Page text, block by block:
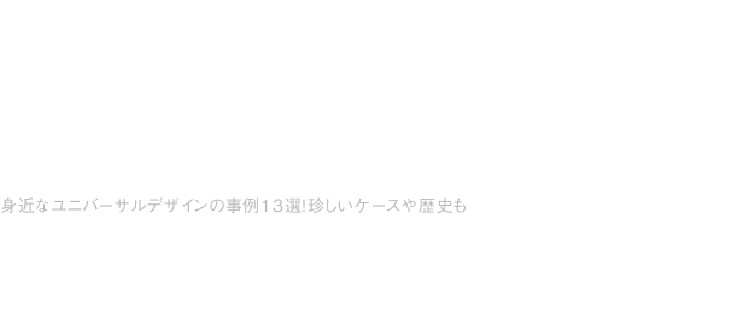
身近なユニバーサルデザインの事例13選！珍しいケースや歴史も